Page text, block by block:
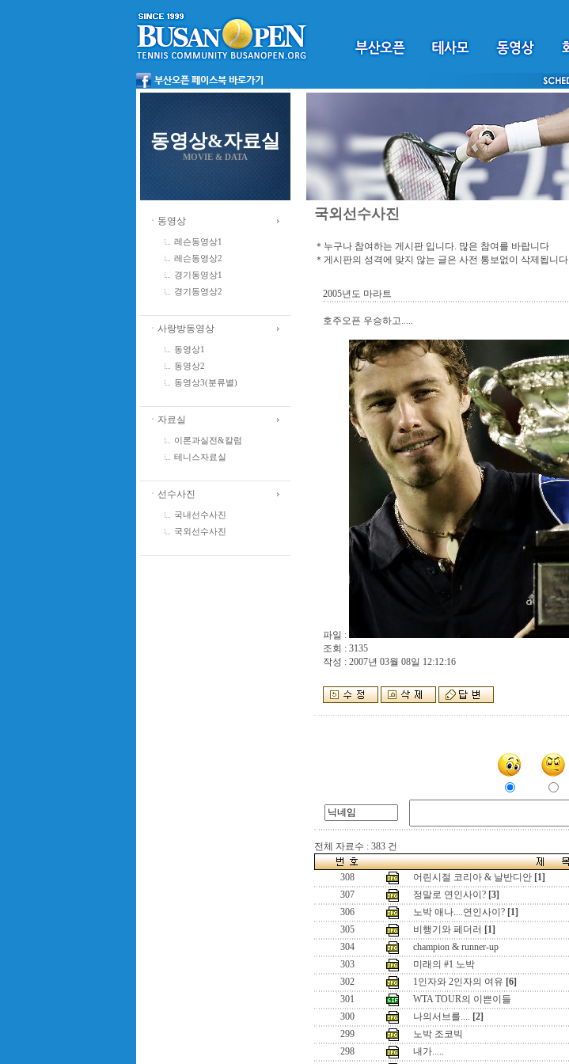
동영상&자료실
MOVIE & DATA
ㆍ동영상
레슨동영상1
레슨동영상2
경기동영상1
경기동영상2
ㆍ사랑방동영상
동영상1
동영상2
동영상3(분류별)
ㆍ자료실
이론과실전&칼럼
테니스자료실
ㆍ선수사진
국내선수사진
국외선수사진
국외선수사진
＊누구나 참여하는 게시판 입니다. 많은 참여를 바랍니다
＊게시판의 성격에 맞지 않는 글은 사전 통보없이 삭제됩니다
2005년도 마라트
호주오픈 우승하고.....
파일 :
조회 : 3135
작성 : 2007년 03월 08일 12:12:16
전체 자료수 : 383 건
308 어린시절 코리아 & 날반디안 [1]
307
정말로 연인사이? [3]
306
노박 애나....연인사이? [1]
305
비행기와 페더러 [1]
304
champion & runner-up
303
미래의 #1 노박
302
1인자와 2인자의 여유 [6]
301
WTA TOUR의 이쁜이들
300
나의서브를.... [2]
299
노박 조코빅
298
내가.....